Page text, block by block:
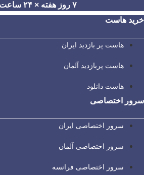
۷ روز هفته × ۲۴ ساعت روز
خرید هاست
هاست پر بازدید ایران
هاست پربازدید آلمان
هاست دانلود
سرور اختصاصی
سرور اختصاصی ایران
سرور اختصاصی آلمان
سرور اختصاصی فرانسه